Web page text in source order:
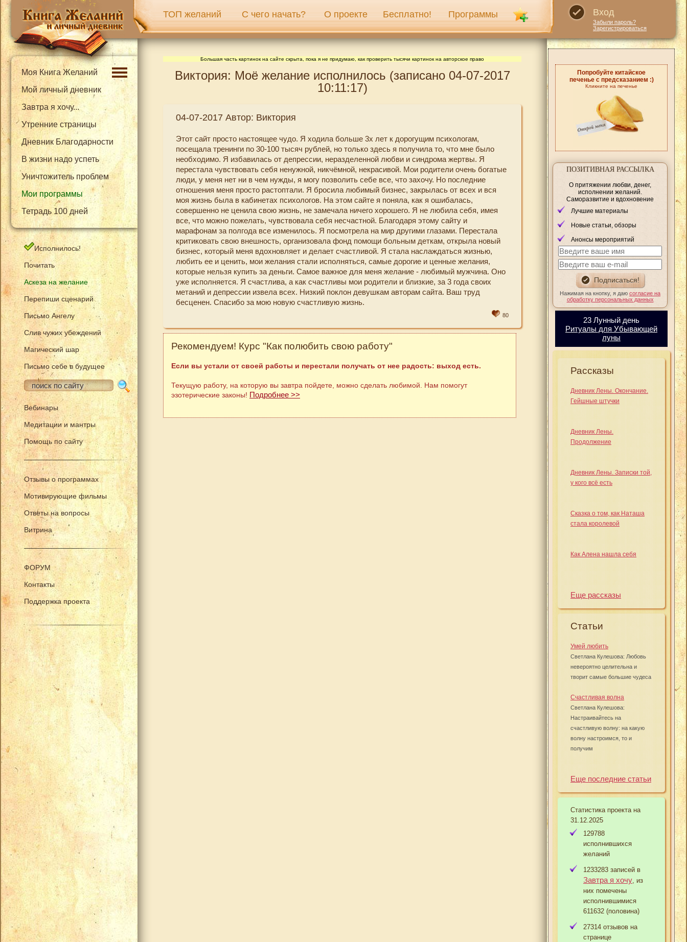
ТОП желаний С чего начать? О проекте Бесплатно! Программы Вход
Забыли пароль?
Зарегистрироваться
Моя Книга Желаний
Мой личный дневник
Завтра я хочу...
Утренние страницы
Дневник Благодарности
В жизни надо успеть
Уничтожитель проблем
Мои программы
Тетрадь 100 дней
Исполнилось!
Почитать
Аскеза на желание
Перепиши сценарий
Письмо Ангелу
Слив чужих убеждений
Магический шар
Письмо себе в будущее
Вебинары
Медитации и мантры
Помощь по сайту
Отзывы о программах
Мотивирующие фильмы
Ответы на вопросы
Витрина
ФОРУМ
Контакты
Поддержка проекта
Большая часть картинок на сайте скрыта, пока я не придумаю, как проверить тысячи картинок на авторское право
Виктория: Моё желание исполнилось (записано 04-07-2017
10:11:17)
04-07-2017 Автор: Виктория
Этот сайт просто настоящее чудо. Я ходила больше 3х лет к дорогущим психологам,
посещала тренинги по 30-100 тысяч рублей, но только здесь я получила то, что мне было
необходимо. Я избавилась от депрессии, неразделенной любви и синдрома жертвы. Я
перестала чувствовать себя ненужной, никчёмной, некрасивой. Мои родители очень богатые
люди, у меня нет ни в чем нужды, я могу позволить себе все, что захочу. Но последние
отношения меня просто растоптали. Я бросила любимый бизнес, закрылась от всех и вся
моя жизнь была в кабинетах психологов. На этом сайте я поняла, как я ошибалась,
совершенно не ценила свою жизнь, не замечала ничего хорошего. Я не любила себя, имея
все, что можно пожелать, чувствовала себя несчастной. Благодаря этому сайту и
марафонам за полгода все изменилось. Я посмотрела на мир другими глазами. Перестала
критиковать свою внешность, организовала фонд помощи больным деткам, открыла новый
бизнес, который меня вдохновляет и делает счастливой. Я стала наслаждаться жизнью,
любить ее и ценить, мои желания стали исполняться, самые дорогие и ценные желания,
которые нельзя купить за деньги. Самое важное для меня желание - любимый мужчина. Оно
уже исполняется. Я счастлива, а как счастливы мои родители и близкие, за 3 года своих
метаний и депрессии извела всех. Низкий поклон девушкам авторам сайта. Ваш труд
бесценен. Спасибо за мою новую счастливую жизнь.
80
Рекомендуем! Курс "Как полюбить свою работу"
Если вы устали от своей работы и перестали получать от нее радость: выход есть.
Текущую работу, на которую вы завтра пойдете, можно сделать любимой. Нам помогут
эзотерические законы! Подробнее >>
Попробуйте китайское
печенье с предсказанием :)
Кликните на печенье
ПОЗИТИВНАЯ РАССЫЛКА
О притяжении любви, денег,
исполнении желаний.
Саморазвитие и вдохновение
Лучшие материалы
Новые статьи, обзоры
Анонсы мероприятий
Нажимая на кнопку, я даю согласие на
обработку персональных данных
23 Лунный день
Ритуалы для Убывающей
луны
Рассказы
Дневник Лены. Окончание.
Гейшные штучки
Дневник Лены.
Продолжение
Дневник Лены. Записки той,
у кого всё есть
Сказка о том, как Наташа
стала королевой
Как Алена нашла себя
Еще рассказы
Статьи
Умей любить
Светлана Кулешова: Любовь
невероятно целительна и
творит самые большие чудеса
Счастливая волна
Светлана Кулешова:
Настраивайтесь на
счастливую волну: на какую
волну настроимся, то и
получим
Еще последние статьи
Статистика проекта на
31.12.2025
129788
исполнившихся
желаний
1233283 записей в
Завтра я хочу , из
них помечены
исполнившимися
611632 (половина)
27314 отзывов на
странице